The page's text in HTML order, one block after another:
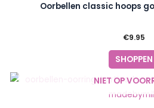
Oorbellen classic hoops
€9.95
SHOPPEN
NIET OP